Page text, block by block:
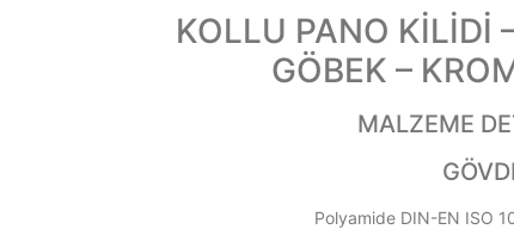
KOLLU PANO KİLİDİ
GÖBEK –
MALZEME
Polyamide DIN-EN ISO